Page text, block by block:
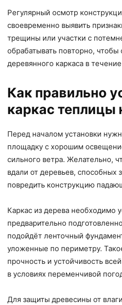
Регулярный осмотр
своевременно выявить
трещины или участки с
обрабатывать повторно, чтобы
деревянного каркаса в
Как правильно
каркас теплицы
Перед началом установки
площадку с хорошим
сильного ветра. Желательно,
вдали от деревьев, способных
повредить конструкцию
Каркас из дерева необходимо
предварительно
подойдёт ленточный
уложенные по периметру.
прочность и устойчивость
в условиях переменчивой
Для защиты древесины от